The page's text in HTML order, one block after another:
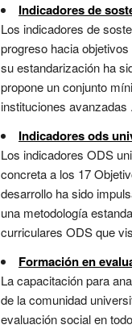
Indicadores de
Los indicadores de
progreso hacia
su estandarización ha
propone un conjunto
instituciones avanzadas
Indicadores ods
Los indicadores ODS
concreta a los 17
desarrollo ha sido
una metodología
curriculares ODS que
Formación en
La capacitación para
de la comunidad
evaluación social en